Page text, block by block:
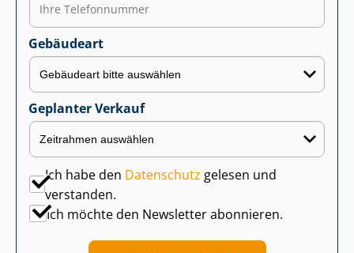
Gebäudeart
Geplanter Verkauf
Ich habe den Datenschutz gelesen und
verstanden.
Ich möchte den Newsletter abonnieren.